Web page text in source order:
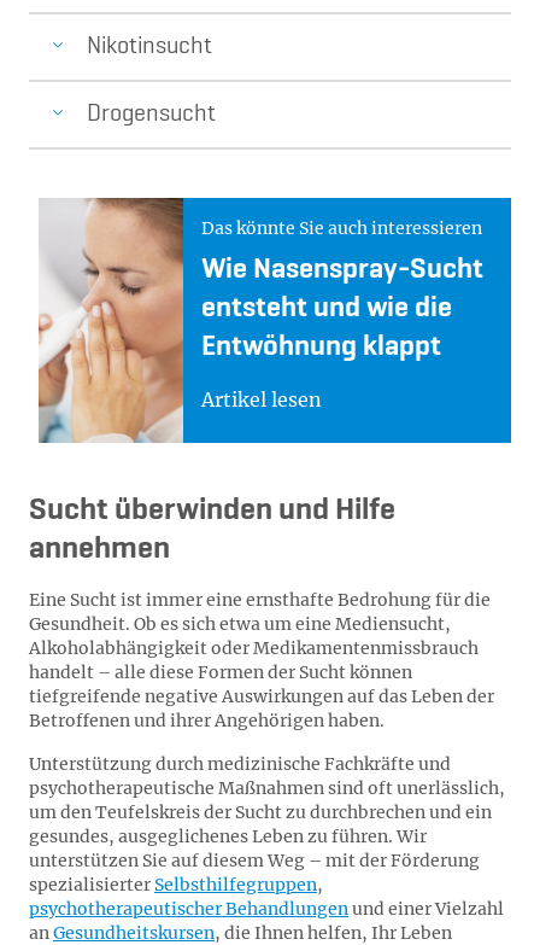
Nikotinsucht
Drogensucht
Das könnte Sie auch interessieren
Wie Na­sen­spray-Sucht
ent­steht und wie die
Ent­wöh­nung klappt
Artikel lesen
Sucht überwinden und Hilfe
annehmen
Eine Sucht ist immer eine ernsthafte Bedrohung für die
Gesundheit. Ob es sich etwa um eine Mediensucht,
Alkoholabhängigkeit oder Medikamentenmissbrauch
handelt – alle diese Formen der Sucht können
tiefgreifende negative Auswirkungen auf das Leben der
Betroffenen und ihrer Angehörigen haben.
Unterstützung durch medizinische Fachkräfte und
psychotherapeutische Maßnahmen sind oft unerlässlich,
um den Teufelskreis der Sucht zu durchbrechen und ein
gesundes, ausgeglichenes Leben zu führen. Wir
unterstützen Sie auf diesem Weg – mit der Förderung
spezialisierter Selbsthilfegruppen,
psychotherapeutischer Behandlungenund einer Vielzahl
anGesundheitskursen, die Ihnen helfen, Ihr Leben